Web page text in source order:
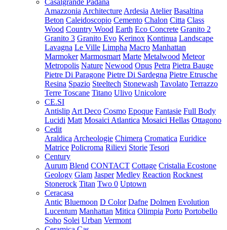
Casalgrande Padana
Amazzonia Architecture Ardesia Atelier Basaltina
Beton Caleidoscopio Cemento Chalon Citta Class
Wood Country Wood Earth Eco Concrete Granito 2
Granito 3 Granito Evo Kerinox Kontinua Landscape
Lavagna Le Ville Limpha Macro Manhattan
Marmoker Marmosmart Marte Metalwood Meteor
Metropolis Nature Newood Opus Petra Pietra Bauge
Pietre Di Paragone Pietre Di Sardegna Pietre Etrusche
Resina Spazio Steeltech Stonewash Tavolato Terrazzo
Terre Toscane Titano Ulivo Unicolore
CE.SI
Antislip Art Deco Cosmo Epoque Fantasie Full Body
Lucidi Matt Mosaici Atlantica Mosaici Hellas Ottagono
Cedit
Araldica Archeologie Chimera Cromatica Euridice
Matrice Policroma Rilievi Storie Tesori
Century
Aurum Blend CONTACT Cottage Cristalia Ecostone
Geology Glam Jasper Medley Reaction Rocknest
Stonerock Titan Two 0 Uptown
Ceracasa
Antic Bluemoon D Color Dafne Dolmen Evolution
Lucentum Manhattan Mitica Olimpia Porto Portobello
Soho Solei Urban Vermont